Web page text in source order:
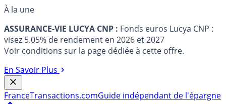
À la une
ASSURANCE-VIE LUCYA CNP : Fonds euros Lucya CNP :
visez 5.05% de rendement en 2026 et 2027
Voir conditions sur la page dédiée à cette offre.
En Savoir Plus
FranceTransactions.comGuide indépendant de l'épargne